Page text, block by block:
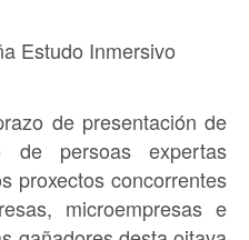
Estudo Inmersivo
de presentación de
de persoas expertas
proxectos concorrentes
microempresas e